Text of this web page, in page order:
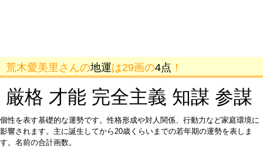
荒木愛美里さんの地運は29画の4点 ！
厳格 才能 完全主義 知謀 参謀
個性を表す基礎的な運勢です。性格形成や対人関係、行動力など家庭環境に
影響されます。主に誕生してから20歳くらいまでの若年期の運勢を表しま
す。名前の合計画数。